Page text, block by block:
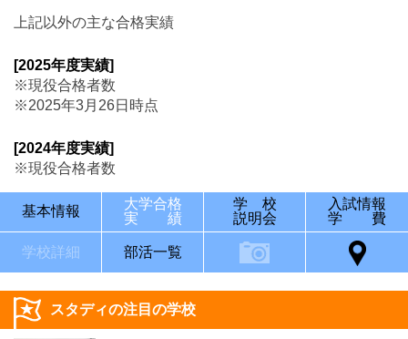
上記以外の主な合格実績
[2025年度実績]
※現役合格者数
※2025年3月26日時点
[2024年度実績]
※現役合格者数
基本情報
大学合格
実 績
学 校
説明会
入試情報
学 費
学校詳細 部活一覧
スタディの注目の学校